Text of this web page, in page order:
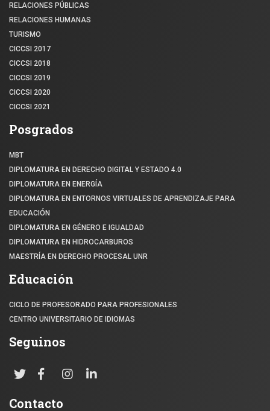
RELACIONES PÚBLICAS
RELACIONES HUMANAS
TURISMO
CICCSI 2017
CICCSI 2018
CICCSI 2019
CICCSI 2020
CICCSI 2021
Posgrados
MBT
DIPLOMATURA EN DERECHO DIGITAL Y ESTADO 4.0
DIPLOMATURA EN ENERGÍA
DIPLOMATURA EN ENTORNOS VIRTUALES DE APRENDIZAJE PARA
EDUCACIÓN
DIPLOMATURA EN GÉNERO E IGUALDAD
DIPLOMATURA EN HIDROCARBUROS
MAESTRÍA EN DERECHO PROCESAL UNR
Educación
CICLO DE PROFESORADO PARA PROFESIONALES
CENTRO UNIVERSITARIO DE IDIOMAS
Seguinos
Contacto